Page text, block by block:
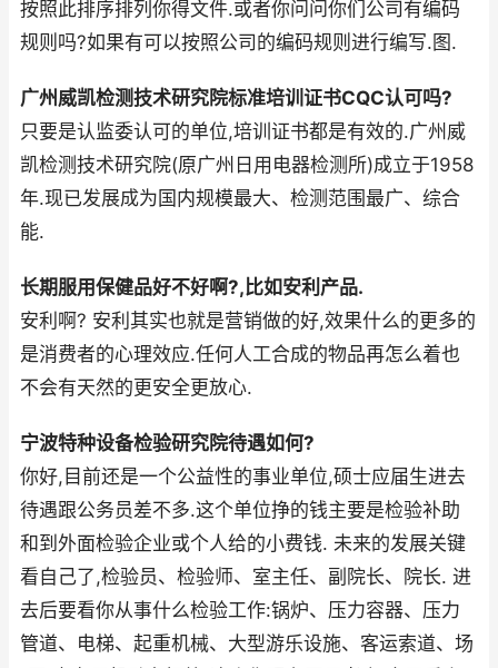
按照此排序排列你得文件.或者你问问你们公司有编码
规则吗?如果有可以按照公司的编码规则进行编写.图.
广州威凯检测技术研究院标准培训证书CQC认可吗?
只要是认监委认可的单位,培训证书都是有效的.广州威
凯检测技术研究院(原广州日用电器检测所)成立于1958
年.现已发展成为国内规模最大、检测范围最广、综合
能.
长期服用保健品好不好啊?,比如安利产品.
安利啊? 安利其实也就是营销做的好,效果什么的更多的
是消费者的心理效应.任何人工合成的物品再怎么着也
不会有天然的更安全更放心.
宁波特种设备检验研究院待遇如何?
你好,目前还是一个公益性的事业单位,硕士应届生进去
待遇跟公务员差不多.这个单位挣的钱主要是检验补助
和到外面检验企业或个人给的小费钱. 未来的发展关键
看自己了,检验员、检验师、室主任、副院长、院长. 进
去后要看你从事什么检验工作:锅炉、压力容器、压力
管道、电梯、起重机械、大型游乐设施、客运索道、场